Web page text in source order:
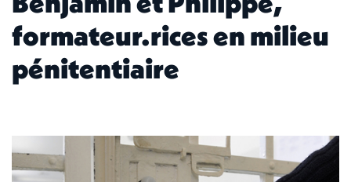
formateur.rices en milieu
pénitentiaire